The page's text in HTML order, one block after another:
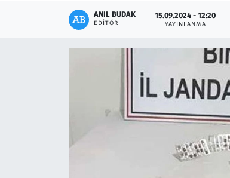
ANIL BUDAK
EDITÖR
15.09.2024 - 12:20
YAYINLANMA